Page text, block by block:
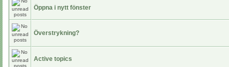
Öppna i nytt fönster
Överstrykning?
Active topics